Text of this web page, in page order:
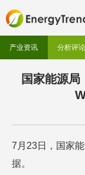
产业资讯 分析评论
国家能源
7月23日，国家
据。